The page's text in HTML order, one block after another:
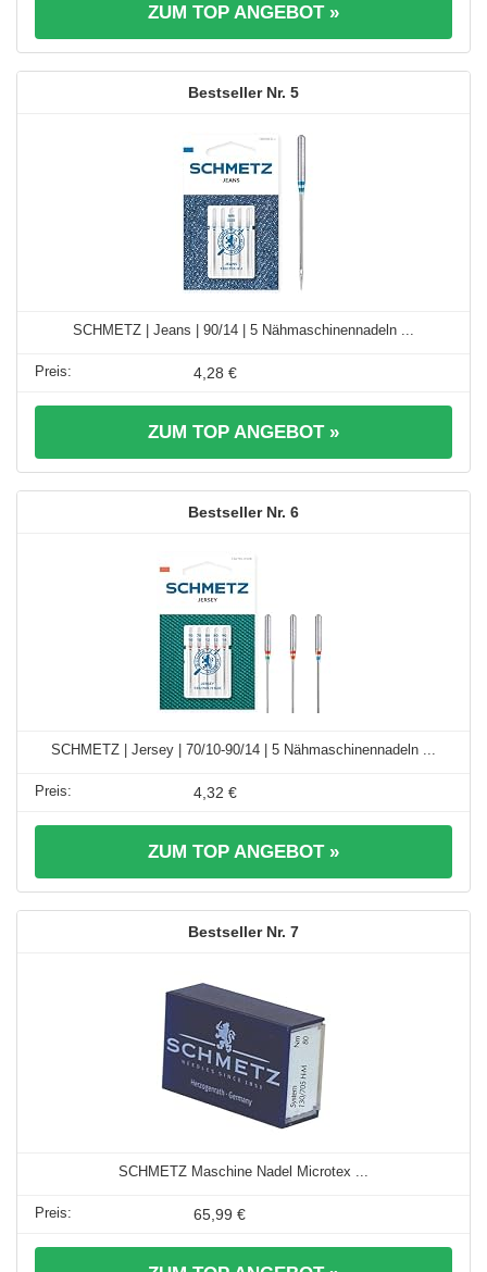
ZUM TOP ANGEBOT »
5
SCHMETZ | Jeans | 90/14 | 5 Nähmaschinennadeln ...
4,28 €
ZUM TOP ANGEBOT »
6
SCHMETZ | Jersey | 70/10-90/14 | 5 Nähmaschinennadeln ...
4,32 €
ZUM TOP ANGEBOT »
7
SCHMETZ Maschine Nadel Microtex ...
65,99 €